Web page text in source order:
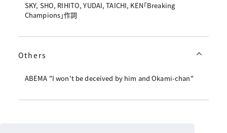
SKY, SHO, RIHITO, YUDAI, TAICHI, KEN「Breaking
Champions」作詞
Others
ABEMA "I won't be deceived by him and Okami-chan"